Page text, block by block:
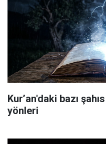
Kur’an'daki bazı
yönleri